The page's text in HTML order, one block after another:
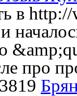
в
про
3819